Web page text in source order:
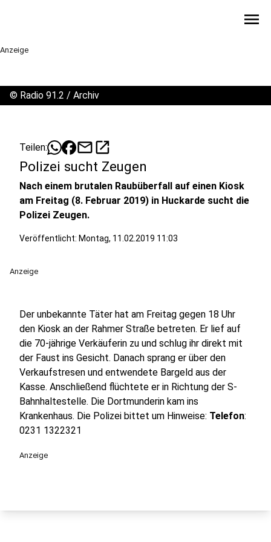
menu
Anzeige
© Radio 91.2 / Archiv
Teilen: mailopen_in_new
Polizei sucht Zeugen
Nach einem brutalen Raubüberfall auf einen Kiosk
am Freitag (8. Februar 2019) in Huckarde sucht die
Polizei Zeugen.
Veröffentlicht: Montag, 11.02.2019 11:03
Anzeige
Der unbekannte Täter hat am Freitag gegen 18 Uhr
den Kiosk an der Rahmer Straße betreten. Er lief auf
die 70-jährige Verkäuferin zu und schlug ihr direkt mit
der Faust ins Gesicht. Danach sprang er über den
Verkaufstresen und entwendete Bargeld aus der
Kasse. Anschließend flüchtete er in Richtung der S-
Bahnhaltestelle. Die Dortmunderin kam ins
Krankenhaus. Die Polizei bittet um Hinweise: Telefon:
0231 1322321
Anzeige